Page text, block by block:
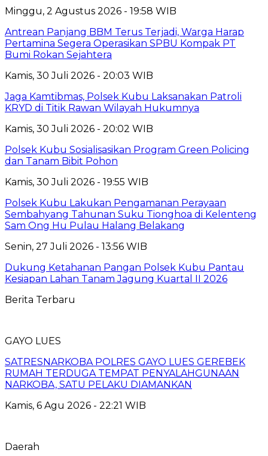
Minggu, 2 Agustus 2026 - 19:58 WIB
Antrean Panjang BBM Terus Terjadi, Warga Harap
Pertamina Segera Operasikan SPBU Kompak PT
Bumi Rokan Sejahtera
Kamis, 30 Juli 2026 - 20:03 WIB
Jaga Kamtibmas, Polsek Kubu Laksanakan Patroli
KRYD di Titik Rawan Wilayah Hukumnya
Kamis, 30 Juli 2026 - 20:02 WIB
Polsek Kubu Sosialisasikan Program Green Policing
dan Tanam Bibit Pohon
Kamis, 30 Juli 2026 - 19:55 WIB
Polsek Kubu Lakukan Pengamanan Perayaan
Sembahyang Tahunan Suku Tionghoa di Kelenteng
Sam Ong Hu Pulau Halang Belakang
Senin, 27 Juli 2026 - 13:56 WIB
Dukung Ketahanan Pangan Polsek Kubu Pantau
Kesiapan Lahan Tanam Jagung Kuartal II 2026
Berita Terbaru
GAYO LUES
SATRESNARKOBA POLRES GAYO LUES GEREBEK
RUMAH TERDUGA TEMPAT PENYALAHGUNAAN
NARKOBA, SATU PELAKU DIAMANKAN
Kamis, 6 Agu 2026 - 22:21 WIB
Daerah